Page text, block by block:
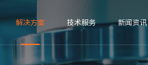
解决方案 技术服务 新闻资讯